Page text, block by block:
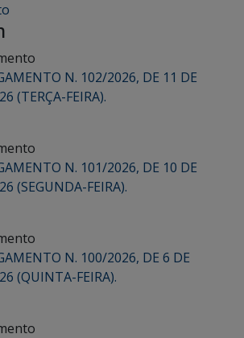
N. 102/2026, DE 11 DE
(TERÇA-FEIRA).
N. 101/2026, DE 10 DE
(SEGUNDA-FEIRA).
N. 100/2026, DE 6 DE
(QUINTA-FEIRA).